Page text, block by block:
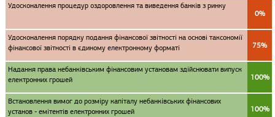
Удосконалення процедур оздоровлення та виведення банків з ринку
0%
Удосконалення порядку подання фінансової звітності на основі таксономії
фінансової звітності в єдиному електронному форматі
75%
Надання права небанківським фінансовим установам здійснювати випуск
електронних грошей
100%
Встановлення вимог до розміру капіталу небанківських фінансових
установ - емітентів електронних грошей
100%